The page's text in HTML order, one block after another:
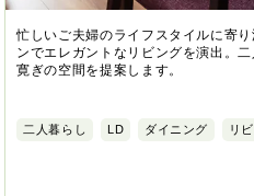
忙しいご夫婦のライフスタイルに寄
ンでエレガントなリビングを演出。
寛ぎの空間を提案します。
二人暮らし LD ダイニング リ